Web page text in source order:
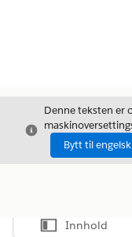
Avslutt
Denne teksten er
Bytt til engelsk
Vis
Innhold